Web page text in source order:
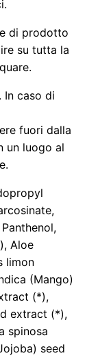
di prodotto
su tutta la
In caso di
fuori dalla
un luogo al
Aloe
limon
(Mango)
(*),
extract (*),
spinosa
seed